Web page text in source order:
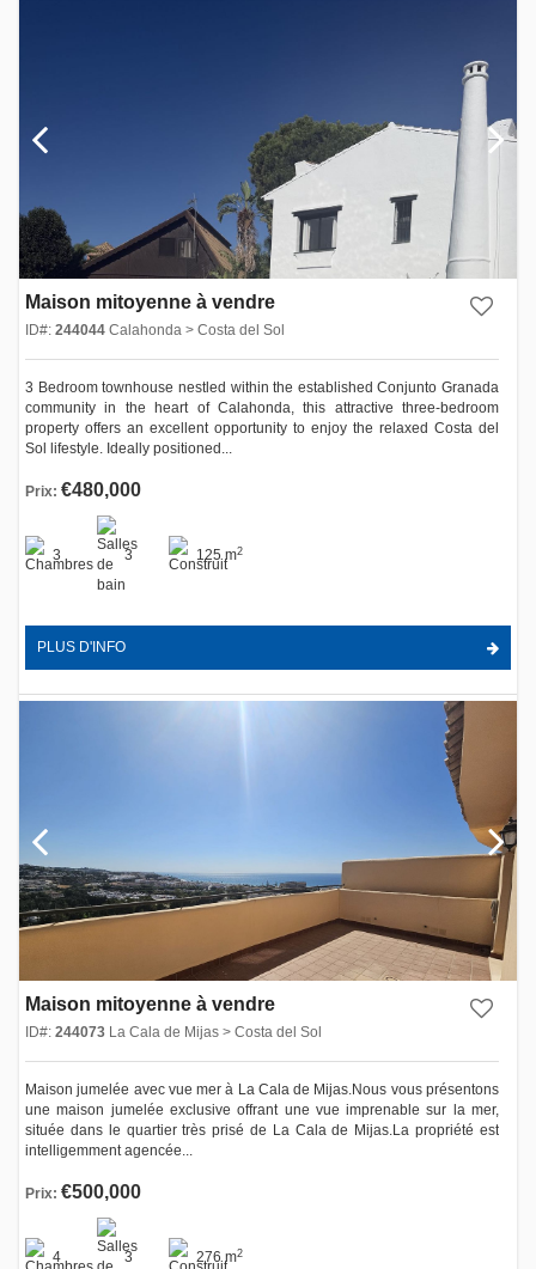
Maison mitoyenne à vendre
ID#: 244044 Calahonda > Costa del Sol
3 Bedroom townhouse nestled within the established Conjunto Granada
community in the heart of Calahonda, this attractive three-bedroom
property offers an excellent opportunity to enjoy the relaxed Costa del
Sol lifestyle. Ideally positioned...
Prix: €480,000
3 3 125 m2
PLUS D'INFO
Maison mitoyenne à vendre
ID#: 244073 La Cala de Mijas > Costa del Sol
Maison jumelée avec vue mer à La Cala de Mijas.Nous vous présentons
une maison jumelée exclusive offrant une vue imprenable sur la mer,
située dans le quartier très prisé de La Cala de Mijas.La propriété est
intelligemment agencée...
Prix: €500,000
4 3 276 m2